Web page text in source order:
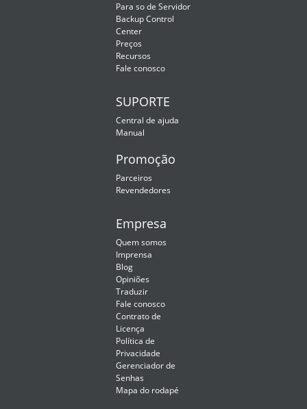
Para so de Servidor
Backup Control
Center
Preços
Recursos
Fale conosco
SUPORTE
Central de ajuda
Manual
Promoção
Parceiros
Revendedores
Empresa
Quem somos
Imprensa
Blog
Opiniões
Traduzir
Fale conosco
Contrato de
Licença
Política de
Privacidade
Gerenciador de
Senhas
Mapa do rodapé